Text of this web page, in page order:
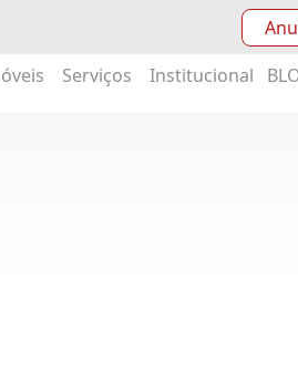
Serviços Institucional